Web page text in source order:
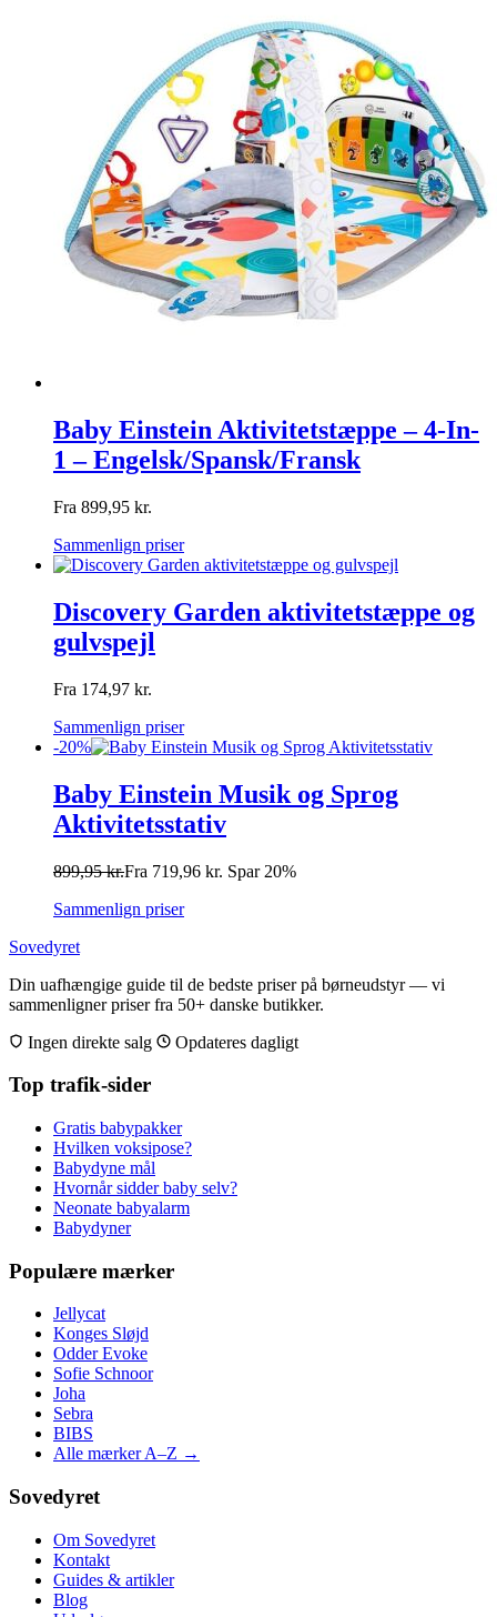
Baby Einstein Aktivitetstæppe – 4-In-
1 – Engelsk/Spansk/Fransk
Fra 899,95 kr.
Sammenlign priser
Discovery Garden aktivitetstæppe og
gulvspejl
Fra 174,97 kr.
Sammenlign priser
-20%
Baby Einstein Musik og Sprog
Aktivitetsstativ
899,95kr.Fra 719,96 kr. Spar 20%
Sammenlign priser
Sovedyret
Din uafhængige guide til de bedste priser på børneudstyr — vi
sammenligner priser fra 50+ danske butikker.
Ingen direkte salg
Opdateres dagligt
Top trafik-sider
Gratis babypakker
Hvilken voksipose?
Babydyne mål
Hvornår sidder baby selv?
Neonate babyalarm
Babydyner
Populære mærker
Jellycat
Konges Sløjd
Odder Evoke
Sofie Schnoor
Joha
Sebra
BIBS
Alle mærker A–Z →
Sovedyret
Om Sovedyret
Kontakt
Guides & artikler
Blog